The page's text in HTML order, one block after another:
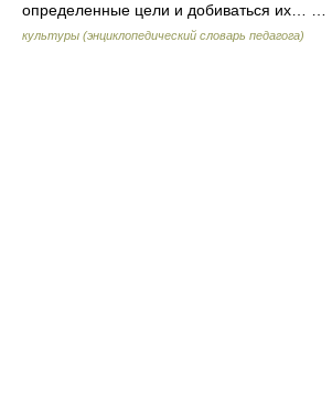
определенные цели и добиваться их… …
культуры (энциклопедический словарь педагога)